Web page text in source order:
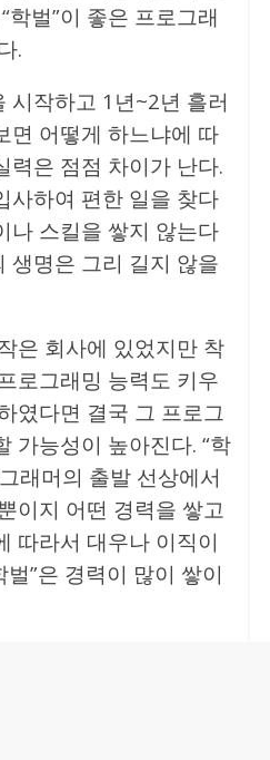
학벌”이 좋은 프로그래
.
시작하고 1년~2년 흘러
면 어떻게 하느냐에 따
력은 점점 차이가 난다.
사하여 편한 일을 찾다
나 스킬을 쌓지 않는다
생명은 그리 길지 않을
은 회사에 있었지만 착
로그래밍 능력도 키우
였다면 결국 그 프로그
가능성이 높아진다. “학
래머의 출발 선상에서
이지 어떤 경력을 쌓고
따라서 대우나 이직이
”은 경력이 많이 쌓이